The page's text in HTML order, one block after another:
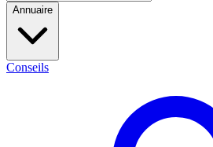
Annuaire
Conseils